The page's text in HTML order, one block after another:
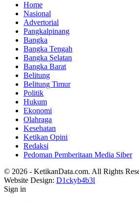
Home
Nasional
Advertorial
Pangkalpinang
Bangka
Bangka Tengah
Bangka Selatan
Bangka Barat
Belitung
Belitung Timur
Politik
Hukum
Ekonomi
Olahraga
Kesehatan
Ketikan Opini
Redaksi
Pedoman Pemberitaan Media Siber
© 2026 - KetikanData.com. All Rights
Website Design: D1ckyb4b3l
Sign in